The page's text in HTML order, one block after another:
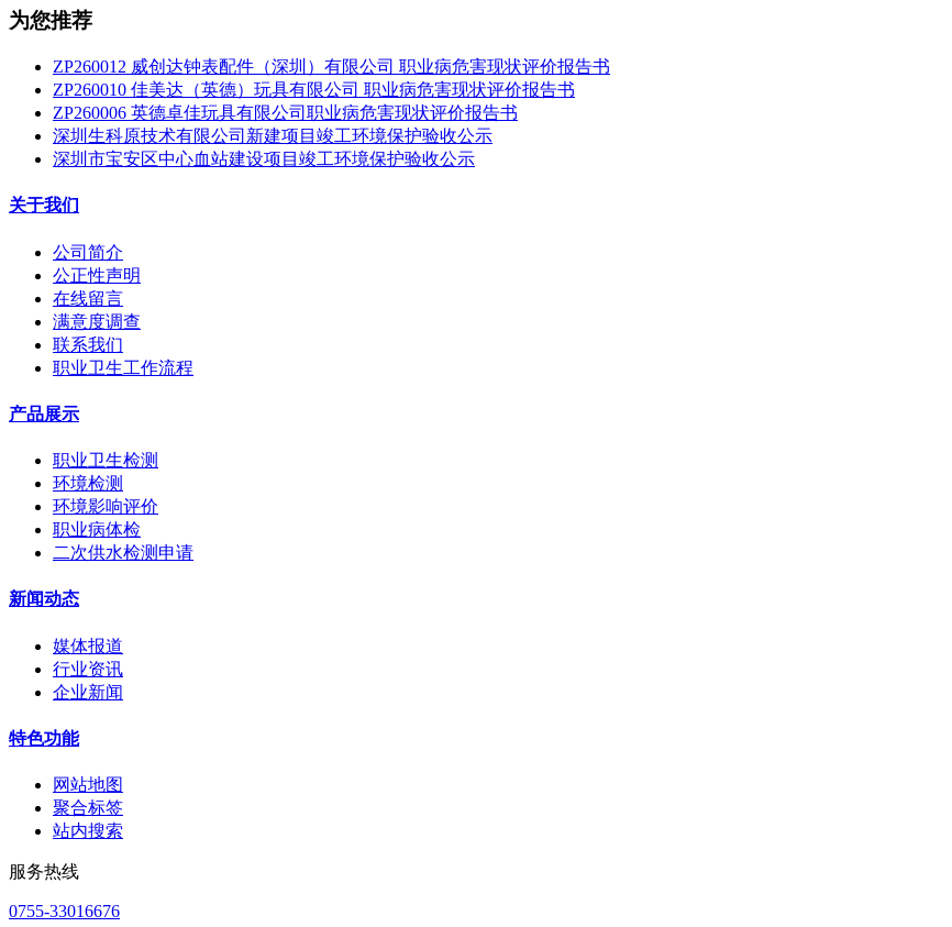
为您推荐
ZP260012 威创达钟表配件（深圳）有限公司 职业病危害现状评价报告书
ZP260010 佳美达（英德）玩具有限公司 职业病危害现状评价报告书
ZP260006 英德卓佳玩具有限公司职业病危害现状评价报告书
深圳生科原技术有限公司新建项目竣工环境保护验收公示
深圳市宝安区中心血站建设项目竣工环境保护验收公示
关于我们
公司简介
公正性声明
在线留言
满意度调查
联系我们
职业卫生工作流程
产品展示
职业卫生检测
环境检测
环境影响评价
职业病体检
二次供水检测申请
新闻动态
媒体报道
行业资讯
企业新闻
特色功能
网站地图
聚合标签
站内搜索
服务热线
0755-33016676